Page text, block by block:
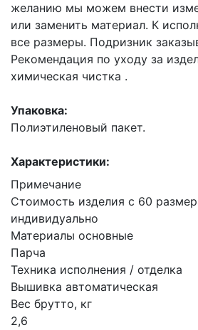
желанию мы можем внести
или заменить материал. К
все размеры. Подризник
Рекомендация по уходу за
химическая чистка .
Упаковка:
Полиэтиленовый пакет.
Характеристики:
Примечание
Стоимость изделия с 60
индивидуально
Материалы основные
Парча
Техника исполнения / отделка
Вышивка автоматическая
Вес брутто, кг
2,6